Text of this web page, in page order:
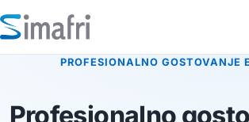
PROFESIONALNO GOSTOVANJE
Profesionalno